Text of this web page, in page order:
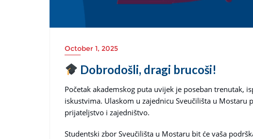
October 1, 2025
Dobrodošli, dragi brucoši!
Početak akademskog puta uvijek je poseban trenutak,
iskustvima. Ulaskom u zajednicu Sveučilišta u Mostaru
prijateljstvo i zajedništvo.
Studentski zbor Sveučilišta u Mostaru bit će vaša